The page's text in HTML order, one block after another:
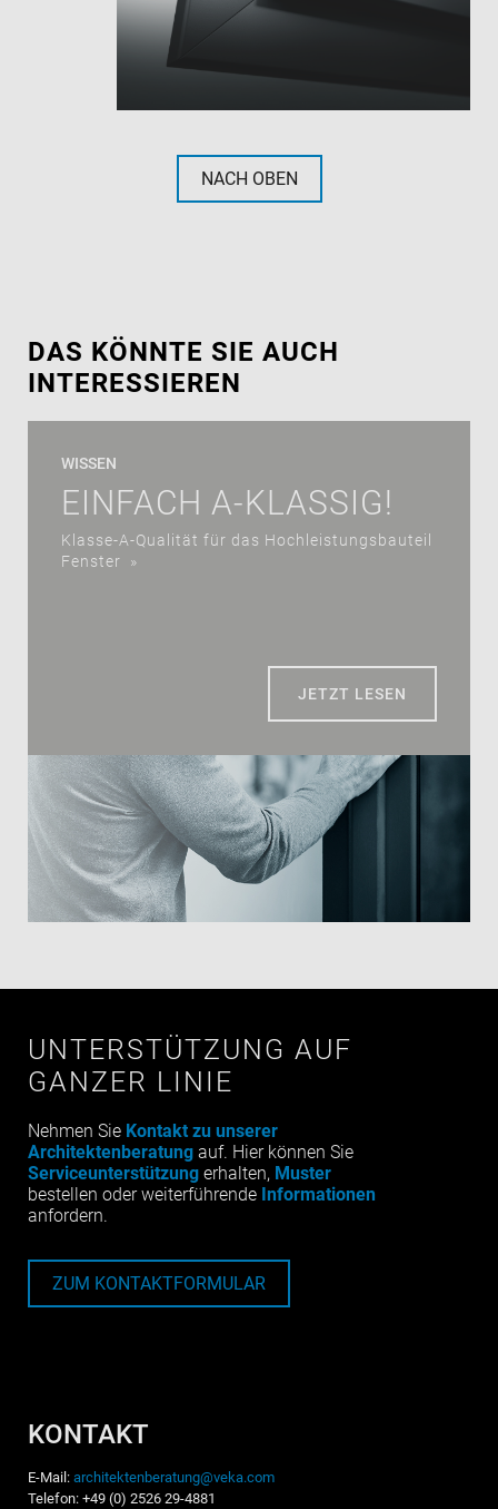
NACH OBEN
DAS KÖNNTE SIE AUCH
INTERESSIEREN
WISSEN
EINFACH A-KLASSIG!
Klasse-A-Qualität für das Hochleistungsbauteil
Fenster
»
JETZT LESEN
UNTERSTÜTZUNG AUF
GANZER LINIE
Nehmen Sie Kontakt zu unserer
Architektenberatung auf. Hier können Sie
Serviceunterstützung erhalten, Muster
bestellen oder weiterführende Informationen
anfordern.
ZUM KONTAKTFORMULAR
KONTAKT
E-Mail: architektenberatung@veka.com
Telefon: +49 (0) 2526 29-4881